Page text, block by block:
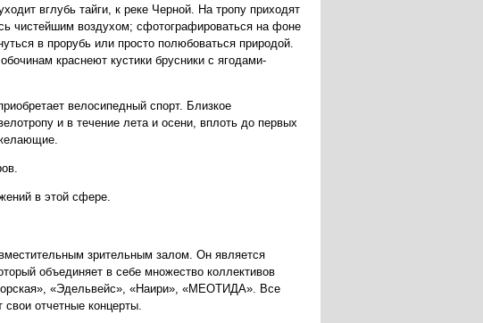
вглубь тайги, к реке Черной. На тропу приходят
чистейшим воздухом; сфотографироваться на фоне
в прорубь или просто полюбоваться природой.
краснеют кустики брусники с ягодами-
велосипедный спорт. Близкое
и в течение лета и осени, вплоть до первых
в этой сфере.
зрительным залом. Он является
объединяет в себе множество коллективов
«Эдельвейс», «Наири», «МЕОТИДА». Все
отчетные концерты.